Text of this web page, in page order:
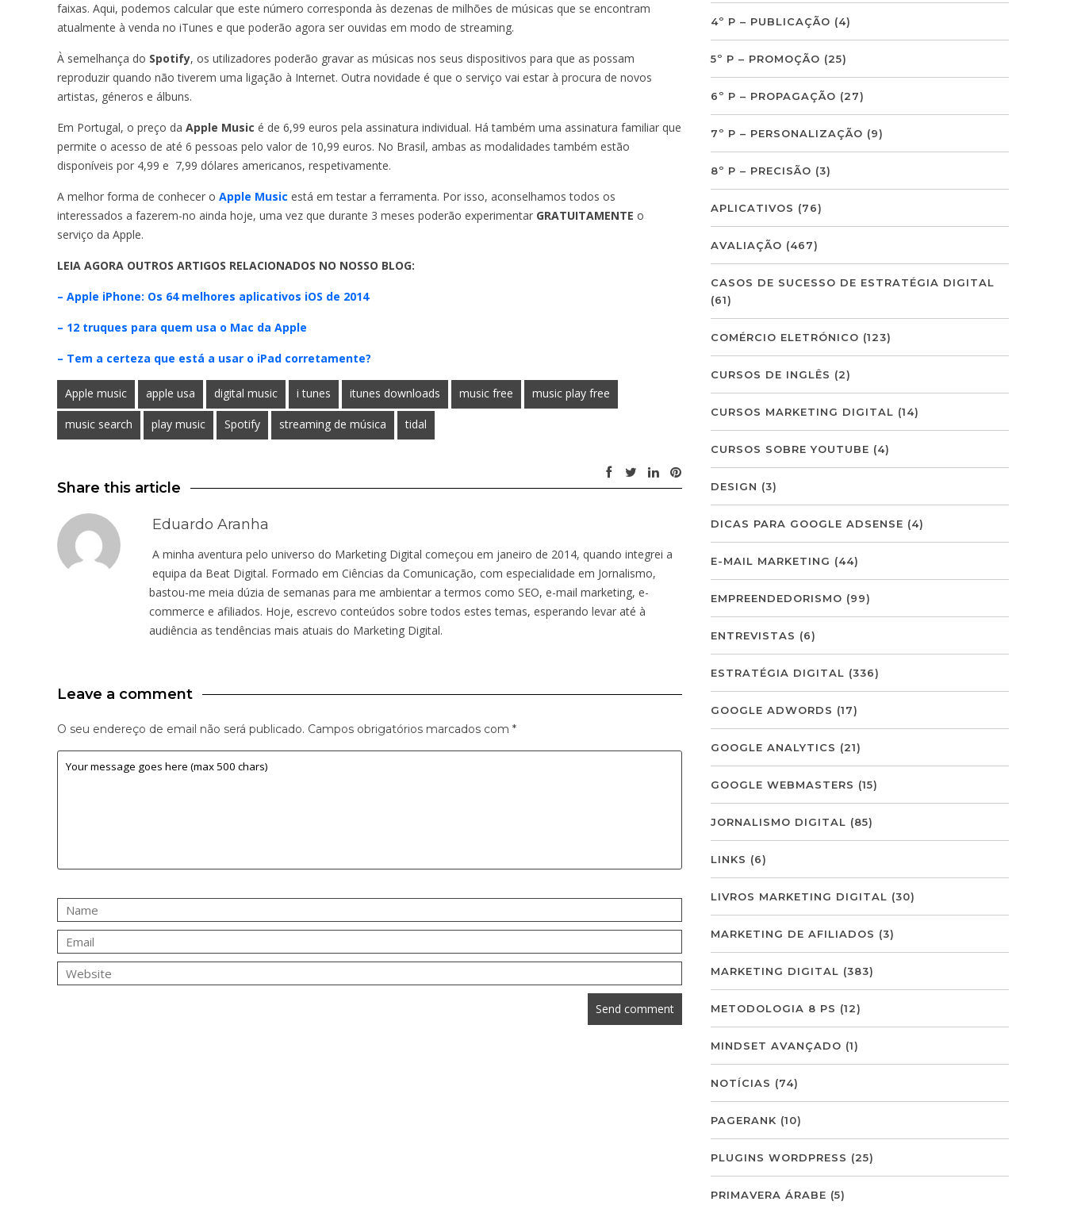
faixas. Aqui, podemos calcular que este número corresponda às dezenas de milhões de músicas que se encontram
atualmente à venda no iTunes e que poderão agora ser ouvidas em modo de streaming.
À semelhança do Spotify, os utilizadores poderão gravar as músicas nos seus dispositivos para que as possam
reproduzir quando não tiverem uma ligação à Internet. Outra novidade é que o serviço vai estar à procura de novos
artistas, géneros e álbuns.
Em Portugal, o preço da Apple Music é de 6,99 euros pela assinatura individual. Há também uma assinatura familiar que
permite o acesso de até 6 pessoas pelo valor de 10,99 euros. No Brasil, ambas as modalidades também estão
disponíveis por 4,99 e 7,99 dólares americanos, respetivamente.
A melhor forma de conhecer o Apple Music está em testar a ferramenta. Por isso, aconselhamos todos os
interessados a fazerem-no ainda hoje, uma vez que durante 3 meses poderão experimentar GRATUITAMENTE o
serviço da Apple.
LEIA AGORA OUTROS ARTIGOS RELACIONADOS NO NOSSO BLOG:
– Apple iPhone: Os 64 melhores aplicativos iOS de 2014
– 12 truques para quem usa o Mac da Apple
– Tem a certeza que está a usar o iPad corretamente?
Apple music apple usa digital music i tunes itunes downloads music free music play free
music search play music Spotify streaming de música tidal
Share this article
Eduardo Aranha
A minha aventura pelo universo do Marketing Digital começou em janeiro de 2014, quando integrei a
equipa da Beat Digital. Formado em Ciências da Comunicação, com especialidade em Jornalismo,
bastou-me meia dúzia de semanas para me ambientar a termos como SEO, e-mail marketing, e-
commerce e afiliados. Hoje, escrevo conteúdos sobre todos estes temas, esperando levar até à
audiência as tendências mais atuais do Marketing Digital.
Leave a comment
O seu endereço de email não será publicado. Campos obrigatórios marcados com *
4º P – PUBLICAÇÃO (4)
5º P – PROMOÇÃO (25)
6º P – PROPAGAÇÃO (27)
7º P – PERSONALIZAÇÃO (9)
8º P – PRECISÃO (3)
APLICATIVOS (76)
AVALIAÇÃO (467)
CASOS DE SUCESSO DE ESTRATÉGIA DIGITAL
(61)
COMÉRCIO ELETRÓNICO (123)
CURSOS DE INGLÊS (2)
CURSOS MARKETING DIGITAL (14)
CURSOS SOBRE YOUTUBE (4)
DESIGN (3)
DICAS PARA GOOGLE ADSENSE (4)
E-MAIL MARKETING (44)
EMPREENDEDORISMO (99)
ENTREVISTAS (6)
ESTRATÉGIA DIGITAL (336)
GOOGLE ADWORDS (17)
GOOGLE ANALYTICS (21)
GOOGLE WEBMASTERS (15)
JORNALISMO DIGITAL (85)
LINKS (6)
LIVROS MARKETING DIGITAL (30)
MARKETING DE AFILIADOS (3)
MARKETING DIGITAL (383)
METODOLOGIA 8 PS (12)
MINDSET AVANÇADO (1)
NOTÍCIAS (74)
PAGERANK (10)
PLUGINS WORDPRESS (25)
PRIMAVERA ÁRABE (5)